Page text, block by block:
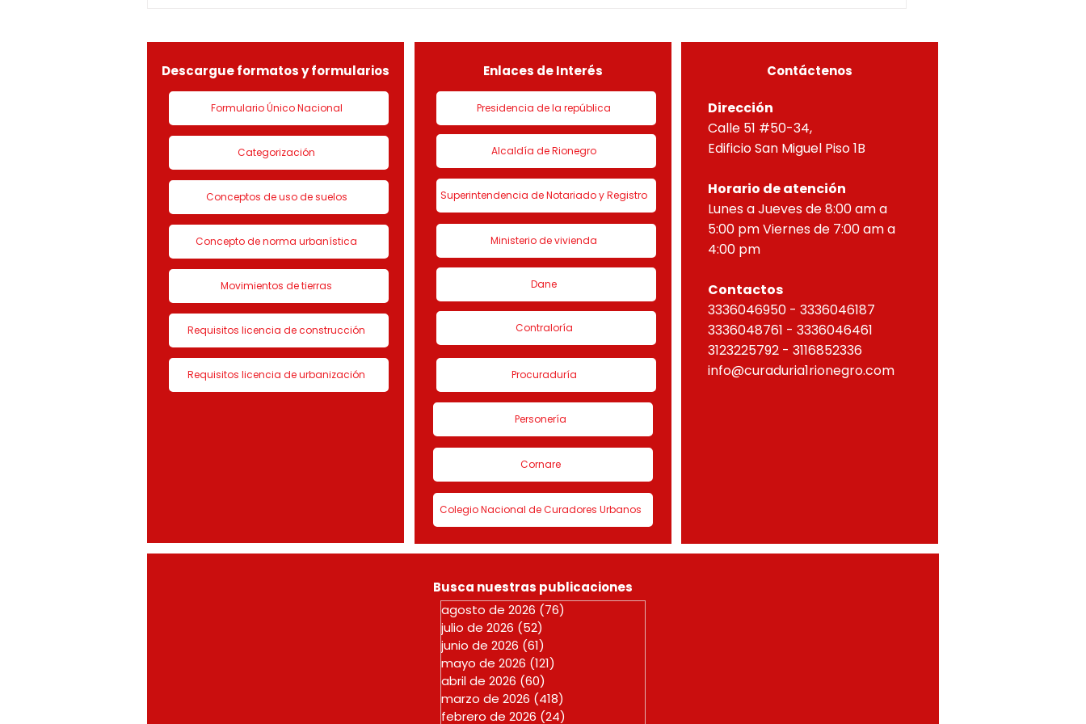
normas concordantes, hace
saber que según ra
normas concordantes, hace
saber que según ra
normas concordantes, hace
saber que según ra
Descargue formatos y formularios
Formulario Único Nacional
Categorización
Conceptos de uso de suelos
Concepto de norma urbanística
Movimientos de tierras
Requisitos licencia de construcción
Requisitos licencia de urbanización
Enlaces de Interés
Presidencia de la república
Alcaldía de Rionegro
Superintendencia de Notariado y Registro
Ministerio de vivienda
Dane
Contraloría
Procuraduría
Personería
Cornare
Colegio Nacional de Curadores Urbanos
Contáctenos
Dirección
Calle 51 #50-34,
Edificio San Miguel Piso 1B
Horario de atención
Lunes a Jueves de 8:00 am a
5:00 pm Viernes de 7:00 am a
4:00 pm
Contactos
3336046950 - 3336046187
3336048761 - 3336046461
3123225792 - 3116852336
info@curaduria1rionegro.com
Busca nuestras publicaciones
agosto de 2026 (76)
julio de 2026 (52)
junio de 2026 (61)
mayo de 2026 (121)
abril de 2026 (60)
marzo de 2026 (418)
febrero de 2026 (24)